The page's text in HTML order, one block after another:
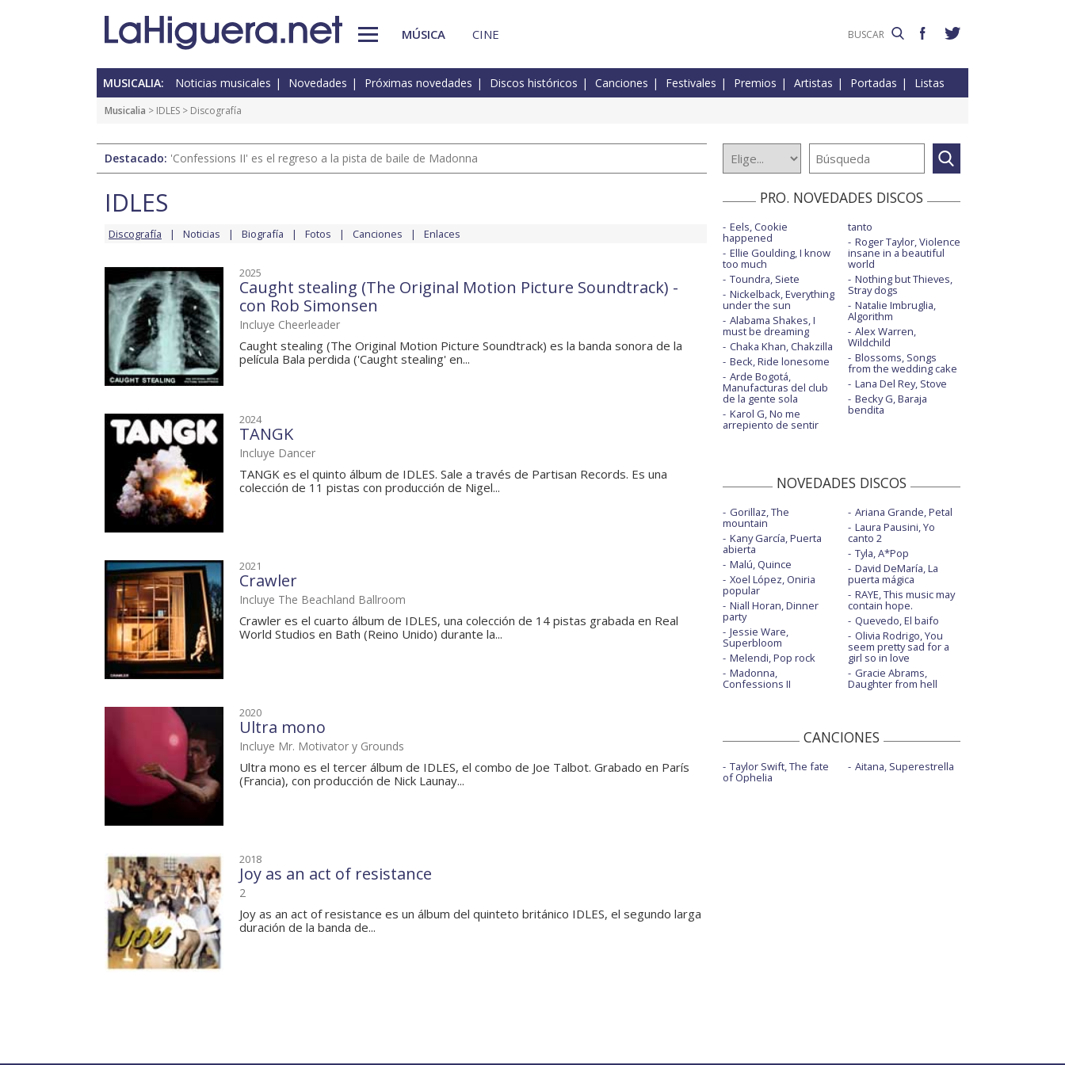
MÚSICA CINE
MUSICALIA: Noticias musicales Novedades Próximas novedades Discos históricos Canciones Festivales Premios Artistas Portadas Listas
Musicalia > IDLES > Discografía
Destacado: 'Confessions II' es el regreso a la pista de baile de Madonna
IDLES
Discografía Noticias Biografía Fotos Canciones Enlaces
2025
Caught stealing (The Original Motion Picture Soundtrack) -
con Rob Simonsen
Incluye Cheerleader
Caught stealing (The Original Motion Picture Soundtrack) es la banda sonora de la
película Bala perdida ('Caught stealing' en...
2024
TANGK
Incluye Dancer
TANGK es el quinto álbum de IDLES. Sale a través de Partisan Records. Es una
colección de 11 pistas con producción de Nigel...
2021
Crawler
Incluye The Beachland Ballroom
Crawler es el cuarto álbum de IDLES, una colección de 14 pistas grabada en Real
World Studios en Bath (Reino Unido) durante la...
2020
Ultra mono
Incluye Mr. Motivator y Grounds
Ultra mono es el tercer álbum de IDLES, el combo de Joe Talbot. Grabado en París
(Francia), con producción de Nick Launay...
2018
Joy as an act of resistance
2
Joy as an act of resistance es un álbum del quinteto británico IDLES, el segundo larga
duración de la banda de...
PRO. NOVEDADES DISCOS
Eels, Cookie
happened
Ellie Goulding, I know
too much
Toundra, Siete
Nickelback, Everything
under the sun
Alabama Shakes, I
must be dreaming
Chaka Khan, Chakzilla
Beck, Ride lonesome
Arde Bogotá,
Manufacturas del club
de la gente sola
Karol G, No me
arrepiento de sentir
tanto
Roger Taylor, Violence
insane in a beautiful
world
Nothing but Thieves,
Stray dogs
Natalie Imbruglia,
Algorithm
Alex Warren,
Wildchild
Blossoms, Songs
from the wedding cake
Lana Del Rey, Stove
Becky G, Baraja
bendita
NOVEDADES DISCOS
Gorillaz, The
mountain
Kany García, Puerta
abierta
Malú, Quince
Xoel López, Oniria
popular
Niall Horan, Dinner
party
Jessie Ware,
Superbloom
Melendi, Pop rock
Madonna,
Confessions II
Ariana Grande, Petal
Laura Pausini, Yo
canto 2
Tyla, A*Pop
David DeMaría, La
puerta mágica
RAYE, This music may
contain hope.
Quevedo, El baifo
Olivia Rodrigo, You
seem pretty sad for a
girl so in love
Gracie Abrams,
Daughter from hell
CANCIONES
Taylor Swift, The fate
of Ophelia
Aitana, Superestrella